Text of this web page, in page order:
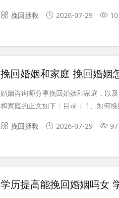
挽回拯救 2026-07-29
挽回婚姻和家庭 挽回婚姻
婚姻咨询师分享挽回婚姻和家庭，以
和家庭的正文如下：目录： 1、如何
挽回拯救 2026-07-29 97
学历提高能挽回婚姻吗女